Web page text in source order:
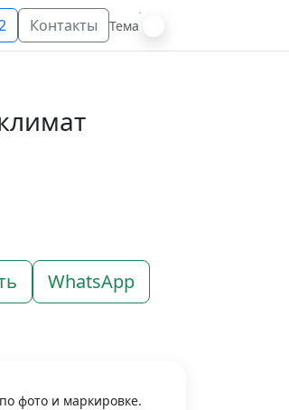
Контакты Тема
WhatsApp
фото и маркировке.